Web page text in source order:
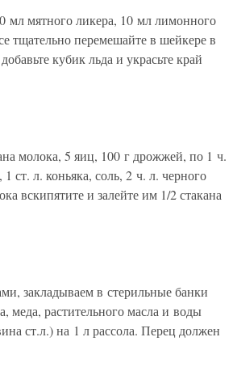
мятного ликера, 10 мл лимонного
тщательно перемешайте в шейкере в
кубик льда и украсьте край
молока, 5 яиц, 100 г дрожжей, по 1 ч.
ст. л. коньяка, соль, 2 ч. л. черного
вскипятите и залейте им 1/2 стакана
закладываем в стерильные банки
меда, растительного масла и воды
ст.л.) на 1 л рассола. Перец должен